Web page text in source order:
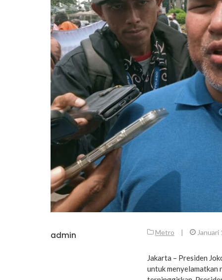
admin Metro Januari
Jakarta – Presiden
untuk menyelamatkan